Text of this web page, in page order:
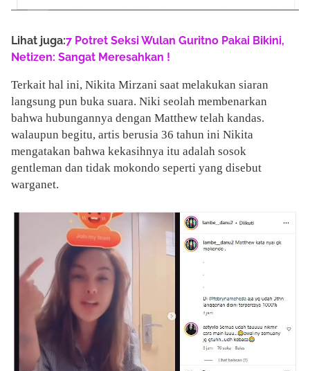
Lihat juga:7 Potret Seksi Wulan Guritno Pakai Bikini,
Netizen: Sangat Meresahkan !
Terkait hal ini, Nikita Mirzani saat melakukan siaran
langsung pun buka suara. Niki seolah membenarkan
bahwa hubungannya dengan Matthew telah kandas.
walaupun begitu, artis berusia 36 tahun ini Nikita
mengatakan bahwa kekasihnya itu adalah sosok
gentleman dan tidak mokondo seperti yang disebut
warganet.